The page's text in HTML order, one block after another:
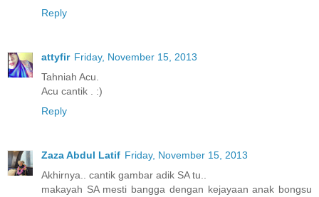
Reply
attyfir Friday, November 15, 2013
Tahniah Acu.
Acu cantik . :)
Reply
Zaza Abdul Latif Friday, November 15, 2013
Akhirnya.. cantik gambar adik SA tu..
makayah SA mesti bangga dengan kejayaan anak bongsu